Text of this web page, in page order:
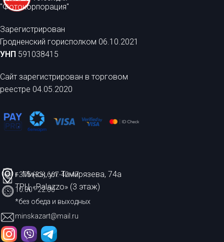
"Фотокорпорация"
Зарегистрирован
Гродненский горисполком 06.10.2021
УНП 591038415
Сайт зарегистрирован в торговом
реестре 04.05.2020
г. Минск, ул. Тимирязева, 74а
ТРЦ «Palazzo» (3 этаж)
+375 (33) 667-40-47
10:00 - 22:00
*без обеда и выходных
minskazart@mail.ru